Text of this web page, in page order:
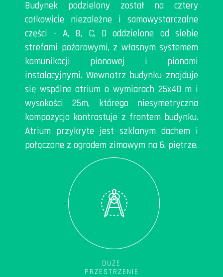
Budynek podzielony został na cztery
całkowicie niezależne i samowystarczalne
części - A, B, C, D oddzielone od siebie
strefami pożarowymi, z własnym systemem
komunikacji pionowej i pionami
instalacyjnymi. Wewnątrz budynku znajduje
się wspólne atrium o wymiarach 25x40 m i
wysokości 25m, którego niesymetryczna
kompozycja kontrastuje z frontem budynku.
Atrium przykryte jest szklanym dachem i
połączone z ogrodem zimowym na 6. piętrze.
-
DUŻE
PRZESTRZENIE